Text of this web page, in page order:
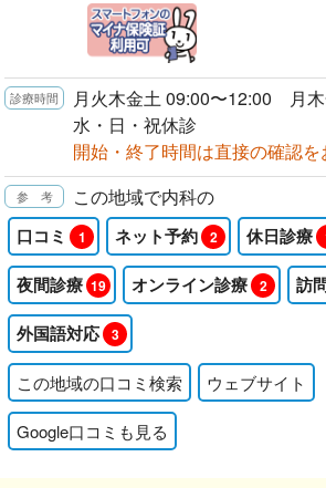
月火木金土 09:00〜12:00 月
水・日・祝休診
開始・終了時間は直接の確認
この地域で内科の
口コミ 1 ネット予約 2 休日診療
夜間診療 19 オンライン診療 2 訪
外国語対応 3
この地域の口コミ検索 ウェブサイト
Google口コミも見る